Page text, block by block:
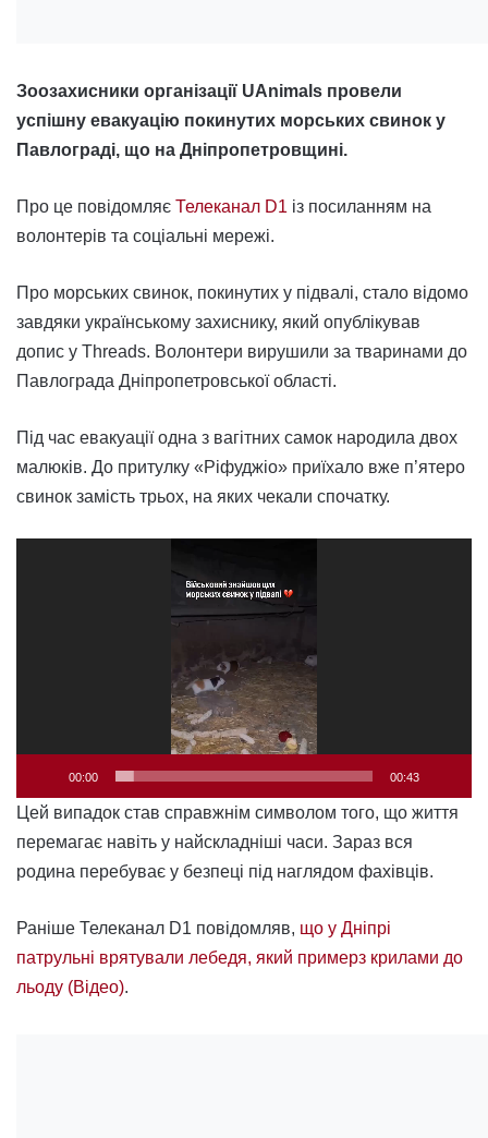
Зоозахисники організації UAnimals провели
успішну евакуацію покинутих морських свинок у
Павлограді, що на Дніпропетровщині.
Про це повідомляє Телеканал D1 із посиланням на
волонтерів та соціальні мережі.
Про морських свинок, покинутих у підвалі, стало відомо
завдяки українському захиснику, який опублікував
допис у Threads. Волонтери вирушили за тваринами до
Павлограда Дніпропетровської області.
Під час евакуації одна з вагітних самок народила двох
малюків. До притулку «Ріфуджіо» приїхало вже п’ятеро
свинок замість трьох, на яких чекали спочатку.
00:00 00:43
Цей випадок став справжнім символом того, що життя
перемагає навіть у найскладніші часи. Зараз вся
родина перебуває у безпеці під наглядом фахівців.
Раніше Телеканал D1 повідомляв, що у Дніпрі
патрульні врятували лебедя, який примерз крилами до
льоду (Відео).